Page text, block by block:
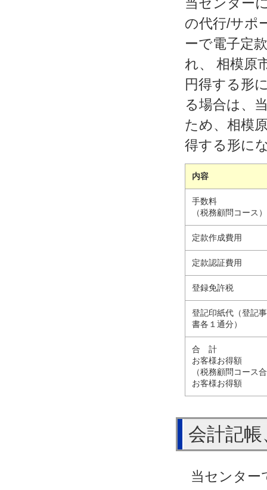
の代行/サポ
ーで電子定
れ、 相模原
円得する形
る場合は、
ため、相模
得する形に
内容
手数料
（税務顧問コース）
定款作成費用
定款認証費用
登録免許税
登記印紙代（登記
書各１通分）
合 計
お客様お得額
（税務顧問コース
お客様お得額
会計記
当センター